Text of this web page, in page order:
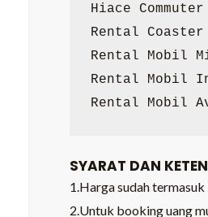
Hiace
Rental
Rental Mobil
Rental Mobil
Rental Mobil
SYARAT DAN
1.Harga sudah
2.Untuk booking uang